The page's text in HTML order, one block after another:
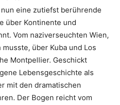
eine zutiefst berührende
über Kontinente und
Vom naziverseuchten Wien,
über Kuba und Los
Montpellier. Geschickt
Lebensgeschichte als
mit den dramatischen
Der Bogen reicht vom